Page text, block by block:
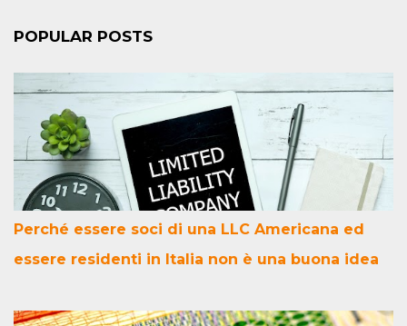
POPULAR POSTS
Perché essere soci di una LLC Americana ed
essere residenti in Italia non è una buona idea